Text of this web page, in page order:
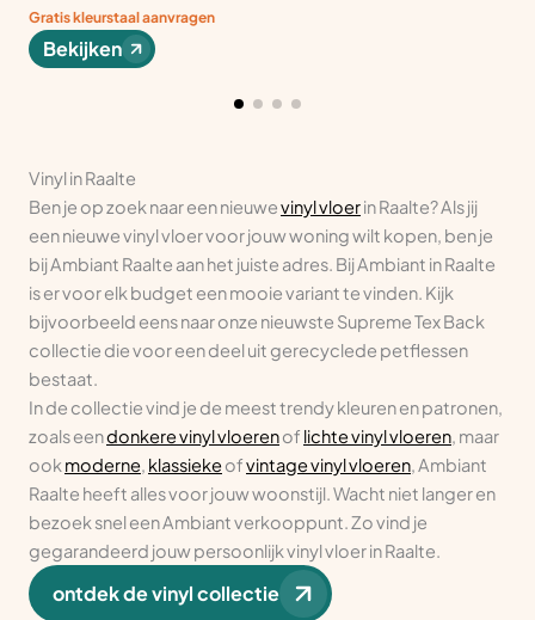
Gratis kleurstaal aanvragen
Bekijken
Vinyl in Raalte
Ben je op zoek naar een nieuwevinyl vloerin Raalte? Als jij
een nieuwe vinyl vloer voor jouw woning wilt kopen, ben je
bij Ambiant Raalte aan het juiste adres. Bij Ambiant in Raalte
is er voor elk budget een mooie variant te vinden. Kijk
bijvoorbeeld eens naar onze nieuwste Supreme Tex Back
collectie die voor een deel uit gerecyclede petflessen
bestaat.
In de collectie vind je de meest trendy kleuren en patronen,
zoals eendonkere vinyl vloerenof lichte vinyl vloeren, maar
ook moderne, klassiekeofvintage vinyl vloeren, Ambiant
Raalte heeft alles voor jouw woonstijl. Wacht niet langer en
bezoek snel een Ambiant verkooppunt. Zo vind je
gegarandeerd jouw persoonlijk vinyl vloer in Raalte.
ontdek de vinyl collectie